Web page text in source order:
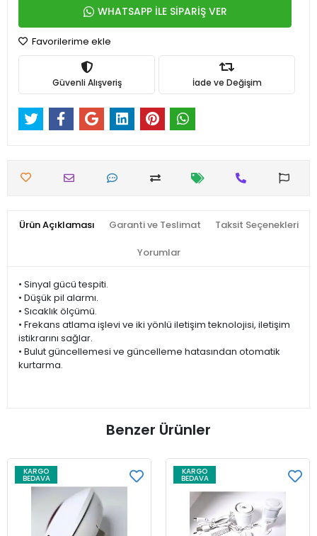
WHATSAPP İLE SİPARİŞ VER
Favorilerime ekle
Güvenli Alışveriş İade ve Değişim
Ürün Açıklaması Garanti ve Teslimat Taksit Seçenekleri
Yorumlar
• Sinyal gücü tespiti.
• Düşük pil alarmı.
• Sıcaklık ölçümü.
• Frekans atlama işlevi ve iki yönlü iletişim teknolojisi, iletişim
istikrarını sağlar.
• Bulut güncellemesi ve güncelleme hatasından otomatik
kurtarma.
Benzer Ürünler
KARGO
BEDAVA
KARGO
BEDAVA